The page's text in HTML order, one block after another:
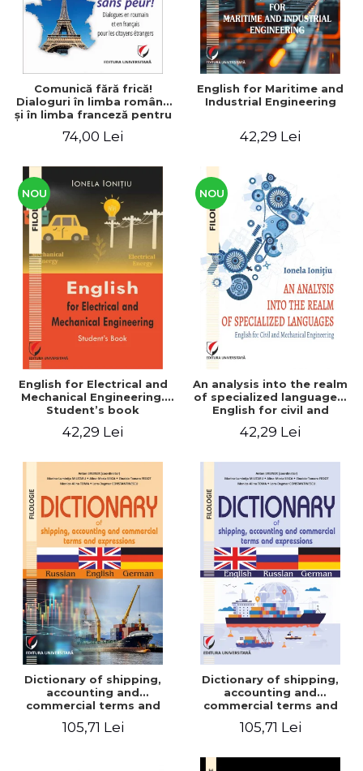
Comunică fără frică!
Dialoguri în limba română
şi în limba franceză pentru
străini/Communique sans
roumain et en français
pour les citoyens
étrangers
74,00 Lei
English for Maritime and
Industrial Engineering
42,29 Lei
NOU
English for Electrical and
Mechanical Engineering.
Student’s book
42,29 Lei
NOU
An analysis into the realm
of specialized languages.
English for civil and
42,29 Lei
Dictionary of shipping,
accounting and
commercial terms and
English-German
105,71 Lei
Dictionary of shipping,
accounting and
commercial terms and
Russian – German
105,71 Lei